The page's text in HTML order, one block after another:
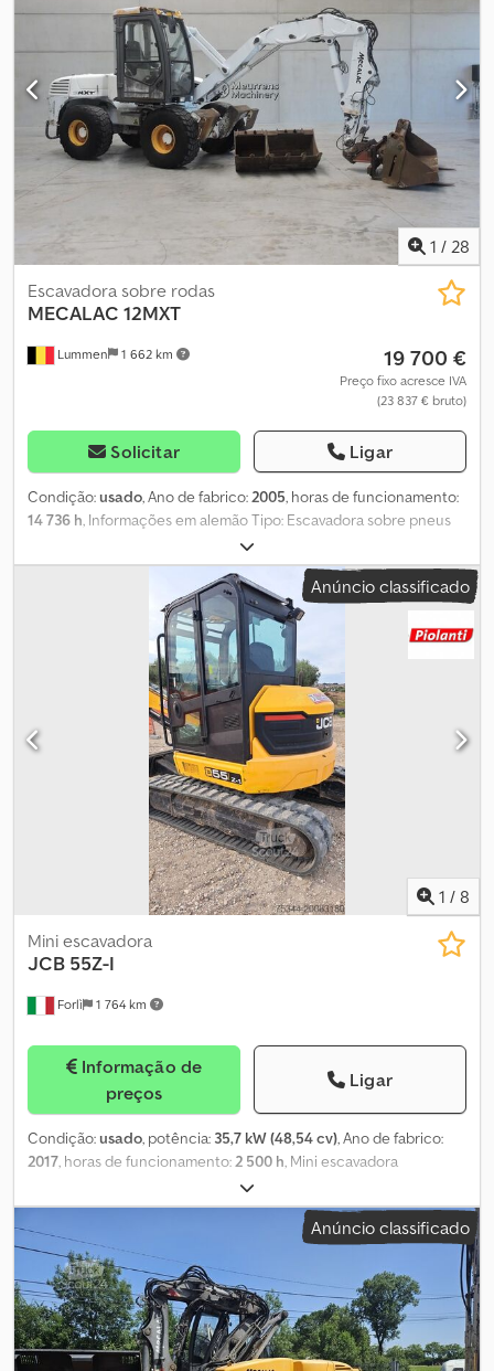
1 / 28
Lummen 1 662 km
Escavadora sobre rodas
MECALAC 12MXT
19 700 €
Preço fixo acresce IVA
(23 837 € bruto)
Solicitar Ligar
Condição:usado, Ano de fabrico: 2005, horas de funcionamento:
14 736 h , Informações em alemão Tipo: Escavadora sobre pneus
Tração: Pneus Chedpfx Aszqitrsmvoa Para obter mais
informações, entre em contato com Kurt Meurrens, ).----
Informações em inglês Tipo: Escavadora sobre pneus Tração:
Pneus Para obter mais informações, entre em contato com Kurt
Meurrens, ).----Informações em neerlandês - VAH Pratzen Mais
informações Tipo: Escavadora sobre pneus Tração: Pneus Para
obter mais informações, entre em contato com Kurt Meurrens, ).
Anúncio classificado
1 / 8
Forlì 1 764 km
Mini escavadora
JCB 55Z-I
Informação de
preços
Ligar
Condição:usado, potência: 35,7 kW (48,54 cv), Ano de fabrico:
2017, horas de funcionamento:2 500 h, Mini escavadora
hidráulica JCB 55Z-1 Rastos de borracha, lâmina frontal; Sistema
hidráulico; Comandos servoassistidos, ar condicionado; Motor
Perkins, potência de 35,7 kW a 2600 rpm; Cjdpfx Aexfk Tpjmvjha
Peso operacional de 5428 kg; Cerca de 2500 horas de trabalho;
Ano de fabrico 2017;
Anúncio classificado